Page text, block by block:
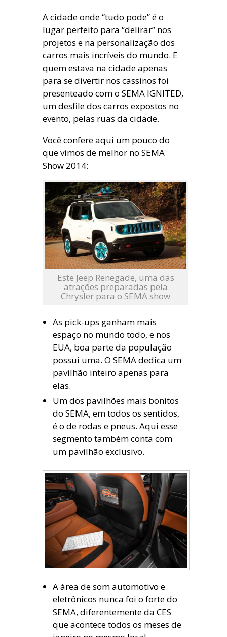
A cidade onde “tudo pode” é o
lugar perfeito para “delirar” nos
projetos e na personalização dos
carros mais incríveis do mundo. E
quem estava na cidade apenas
para se divertir nos cassinos foi
presenteado com o SEMA IGNITED,
um desfile dos carros expostos no
evento, pelas ruas da cidade.
Você confere aqui um pouco do
que vimos de melhor no SEMA
Show 2014:
Este Jeep Renegade, uma das
atrações preparadas pela
Chrysler para o SEMA show
As pick-ups ganham mais
espaço no mundo todo, e nos
EUA, boa parte da população
possui uma. O SEMA dedica um
pavilhão inteiro apenas para
elas.
Um dos pavilhões mais bonitos
do SEMA, em todos os sentidos,
é o de rodas e pneus. Aqui esse
segmento também conta com
um pavilhão exclusivo.
A área de som automotivo e
eletrônicos nunca foi o forte do
SEMA, diferentemente da CES
que acontece todos os meses de